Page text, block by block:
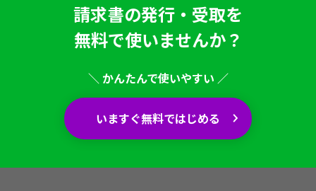
請求書の発行・受取を
無料で使いませんか？
＼ かんたんで使いやすい ／
いますぐ無料ではじめる